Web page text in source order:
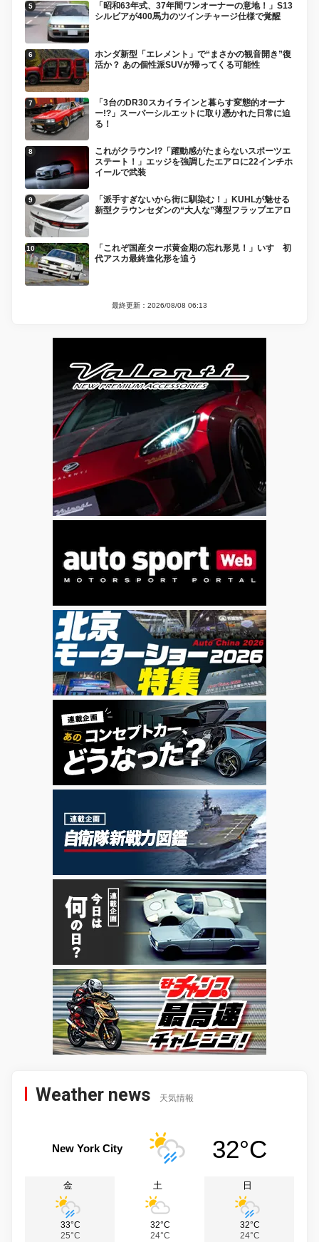
「昭和63年式、37年間ワンオーナーの意地！」S13
シルビアが400馬力のツインチャージ仕様で覚醒
ホンダ新型「エレメント」で“まさかの観音開き”復
活か？ あの個性派SUVが帰ってくる可能性
「3台のDR30スカイラインと暮らす変態的オーナ
ー!?」スーパーシルエットに取り憑かれた日常に迫
る！
これがクラウン!?「躍動感がたまらないスポーツエ
ステート！」エッジを強調したエアロに22インチホ
イールで武装
「派手すぎないから街に馴染む！」KUHLが魅せる
新型クラウンセダンの“大人な”薄型フラップエアロ
「これぞ国産ターボ黄金期の忘れ形見！」いすゞ初
代アスカ最終進化形を追う
最終更新：2026/08/08 06:13
Weather news 天気情報
New York City 32°C
金
33°C
25°C
土
32°C
24°C
日
32°C
24°C